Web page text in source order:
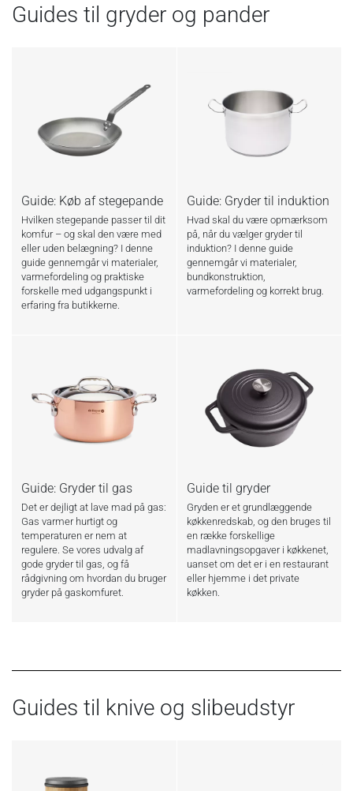
Guides til gryder og pander
Guide: Køb af stegepande
Hvilken stegepande passer til dit
komfur – og skal den være med
eller uden belægning? I denne
guide gennemgår vi materialer,
varmefordeling og praktiske
forskelle med udgangspunkt i
erfaring fra butikkerne.
Guide: Gryder til induktion
Hvad skal du være opmærksom
på, når du vælger gryder til
induktion? I denne guide
gennemgår vi materialer,
bundkonstruktion,
varmefordeling og korrekt brug.
Guide: Gryder til gas
Det er dejligt at lave mad på gas:
Gas varmer hurtigt og
temperaturen er nem at
regulere. Se vores udvalg af
gode gryder til gas, og få
rådgivning om hvordan du bruger
gryder på gaskomfuret.
Guide til gryder
Gryden er et grundlæggende
køkkenredskab, og den bruges til
en række forskellige
madlavningsopgaver i køkkenet,
uanset om det er i en restaurant
eller hjemme i det private
køkken.
Guides til knive og slibeudstyr